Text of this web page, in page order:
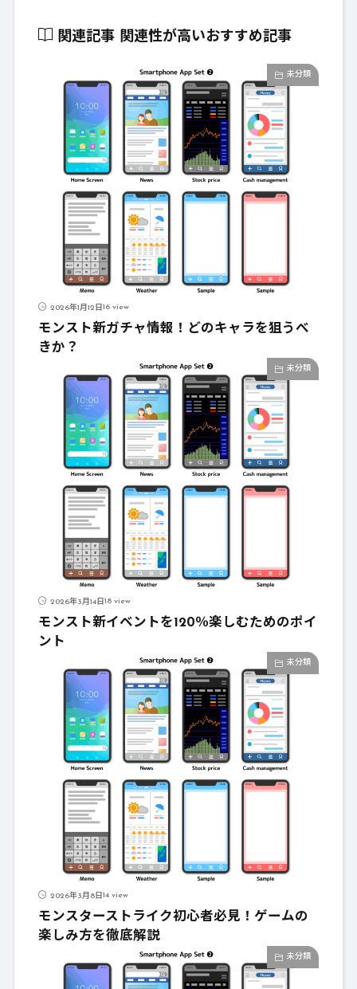
関連記事 関連性が高いおすすめ記事
未分類
2026年1月12日16 view
モンスト新ガチャ情報！どのキャラを狙うべ
きか？
未分類
2026年3月14日18 view
モンスト新イベントを120％楽しむためのポイ
ント
未分類
2026年3月8日14 view
モンスターストライク初心者必見！ゲームの
楽しみ方を徹底解説
未分類